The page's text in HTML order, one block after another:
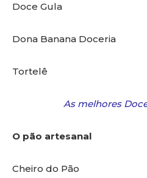
Doce Gula
Dona Banana Doceria
Tortelê
As melhores
O pão artesanal
Cheiro do Pão